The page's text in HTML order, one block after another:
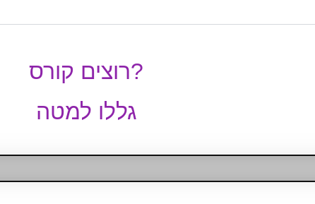
רוצים קורס?
גללו למטה